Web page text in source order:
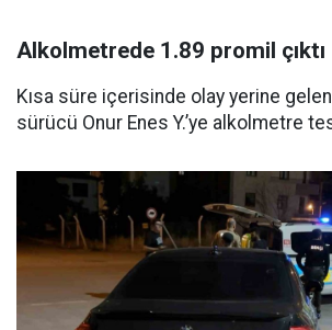
Alkolmetrede 1.89 promil çıktı
Kısa süre içerisinde olay yerine gelen
sürücü Onur Enes Y.’ye alkolmetre